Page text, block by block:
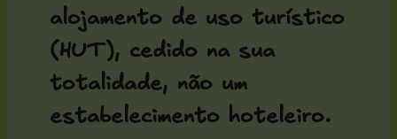
alojamento de uso turístico
(HUT), cedido na sua
totalidade, não um
estabelecimento hoteleiro.